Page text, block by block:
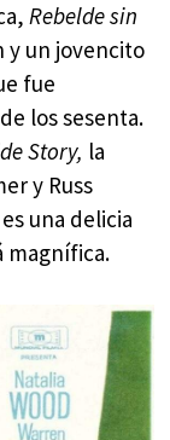
Rebelde sin
y un jovencito
fue
los sesenta.
Story, la
y Russ
una delicia
magnífica.